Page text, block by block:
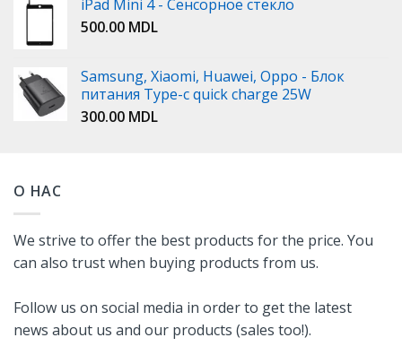
iPad Mini 4 - Сенсорное стекло
500.00 MDL
Samsung, Xiaomi, Huawei, Oppo - Блок
питания Type-c quick charge 25W
300.00 MDL
О НАС
We strive to offer the best products for the price. You
can also trust when buying products from us.
Follow us on social media in order to get the latest
news about us and our products (sales too!).